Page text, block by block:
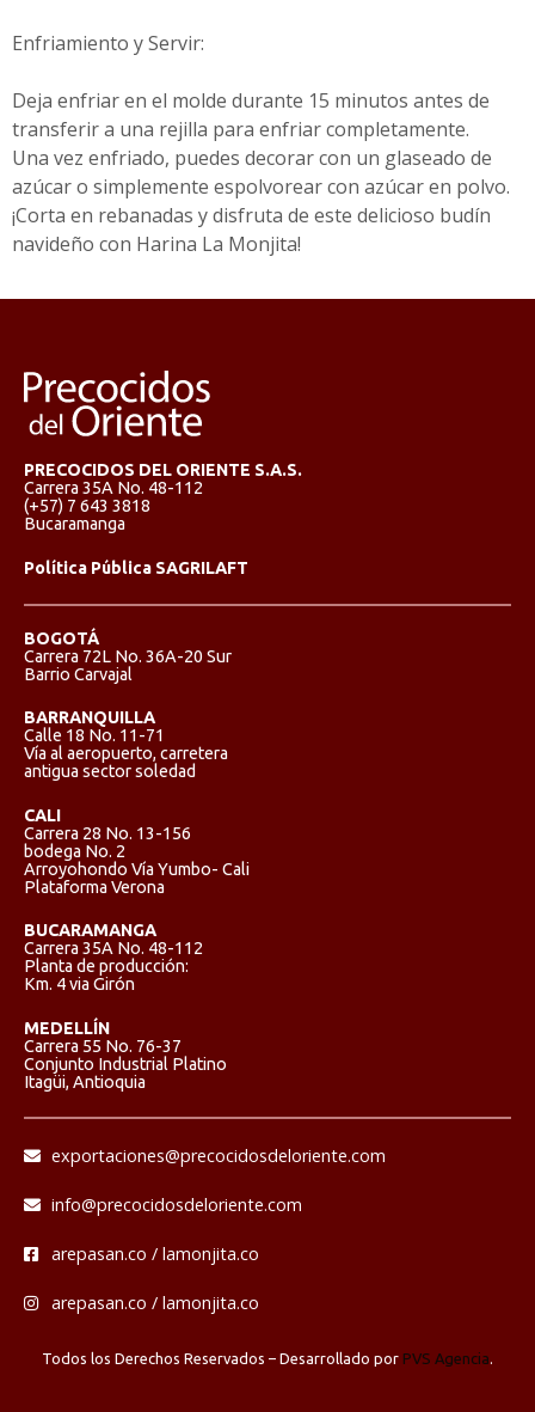
Enfriamiento y Servir:
Deja enfriar en el molde durante 15 minutos antes de
transferir a una rejilla para enfriar completamente.
Una vez enfriado, puedes decorar con un glaseado de
azúcar o simplemente espolvorear con azúcar en polvo.
¡Corta en rebanadas y disfruta de este delicioso budín
navideño con Harina La Monjita!
PRECOCIDOS DEL ORIENTE S.A.S.
Carrera 35A No. 48-112
(+57) 7 643 3818
Bucaramanga
Política Pública SAGRILAFT
BOGOTÁ
Carrera 72L No. 36A-20 Sur
Barrio Carvajal
BARRANQUILLA
Calle 18 No. 11-71
Vía al aeropuerto, carretera
antigua sector soledad
CALI
Carrera 28 No. 13-156
bodega No. 2
Arroyohondo Vía Yumbo- Cali
Plataforma Verona
BUCARAMANGA
Carrera 35A No. 48-112
Planta de producción:
Km. 4 via Girón
MEDELLÍN
Carrera 55 No. 76-37
Conjunto Industrial Platino
Itagüi, Antioquia
exportaciones@precocidosdeloriente.com
info@precocidosdeloriente.com
arepasan.co / lamonjita.co
arepasan.co / lamonjita.co
Todos los Derechos Reservados – Desarrollado por PVS Agencia.